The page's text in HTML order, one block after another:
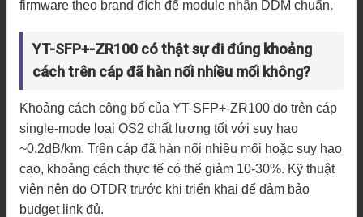
firmware theo brand đích để module nhận DDM chuẩn.
YT-SFP+-ZR100 có thật sự đi đúng khoảng
cách trên cáp đã hàn nối nhiều mối không?
Khoảng cách công bố của YT-SFP+-ZR100 đo trên cáp
single-mode loại OS2 chất lượng tốt với suy hao
~0.2dB/km. Trên cáp đã hàn nối nhiều mối hoặc suy hao
cao, khoảng cách thực tế có thể giảm 10-30%. Kỹ thuật
viên nên đo OTDR trước khi triển khai để đảm bảo
budget link đủ.